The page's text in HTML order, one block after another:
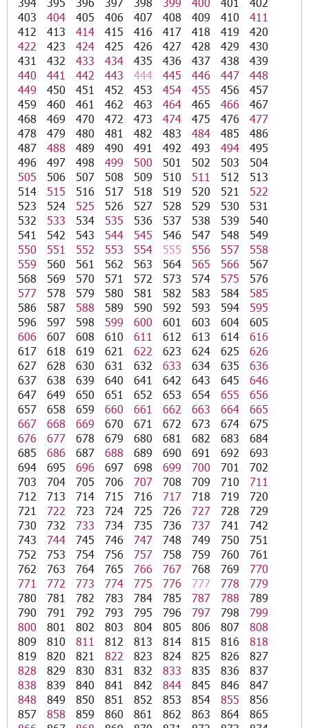
403
404 405 406 407 408 409 410
411
412
413 414 415 416 417 418 419
420
422
423 424 425 426 427 428 429
430
431
432 433 434 435 436 437 438
439
440
441 442 443 444 445 446 447
448
449
450 451 452 453 454 455 456
457
459
460 461 462 463 464 465 466
467
468
469 470 472 473 474 475 476
477
478
479 480 481 482 483 484 485
486
487
488 489 490 491 492 493 494
495
496
497 498 499 500 501 502 503
504
505
506 507 508 509 510 511 512
513
514
515 516 517 518 519 520 521
522
523
524 525 526 527 528 529 530
531
532
533 534 535 536 537 538 539
540
541
542 543 544 545 546 547 548
549
550
551 552 553 554 555 556 557
558
559
560 561 562 563 564 565 566
567
568
569 570 571 572 573 574 575
576
577
578 579 580 581 582 583 584
585
586
587 588 589 590 592 593 594
595
596
597 598 599 600 601 603 604
605
606
607 608 610 611 612 613 614
616
617
618 619 621 622 623 624 625
626
627
628 630 631 632 633 634 635
636
637
638 639 640 641 642 643 645
646
647
649 650 651 652 653 654 655
656
657
658 659 660 661 662 663 664
665
667
668 669 670 671 672 673 674
675
676
677 678 679 680 681 682 683
684
685
686 687 688 689 690 691 692
693
694
695 696 697 698 699 700 701
702
703
704 705 706 707 708 709 710
711
712
713 714 715 716 717 718 719
720
721
722 723 724 725 726 727 728
729
730
732 733 734 735 736 737 741
742
743
744 745 746 747 748 749 750
751
752
753 754 756 757 758 759 760
761
762
763 764 765 766 767 768 769
770
771
772 773 774 775 776 777 778
779
780
781 782 783 784 785 787 788
789
790
791 792 793 795 796 797 798
799
800
801 802 803 804 805 806 807
808
809
810 811 812 813 814 815 816
818
819
820 821 822 823 824 825 826
827
828
829 830 831 832 833 835 836
837
838
839 840 841 842 844 845 846
847
848
849 850 851 852 853 854 855
856
857
858 859 860 861 862 863 864
865